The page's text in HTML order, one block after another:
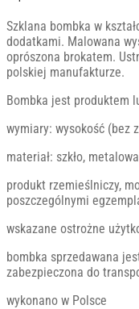
Szklana bombka w
dodatkami. Malowana
oprószona brokatem.
polskiej manufakturze.
Bombka jest produktem
wymiary: wysokość (bez
materiał: szkło,
produkt rzemieślniczy,
poszczególnymi
wskazane ostrożne
bombka sprzedawana
zabezpieczona do
wykonano w Polsce